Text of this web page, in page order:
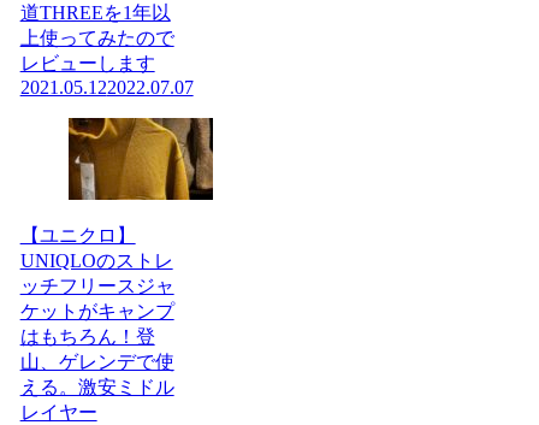
道THREEを1年以
上使ってみたので
レビューします
2021.05.122022.07.07
【ユニクロ】
UNIQLOのストレ
ッチフリースジャ
ケットがキャンプ
はもちろん！登
山、ゲレンデで使
える。激安ミドル
レイヤー